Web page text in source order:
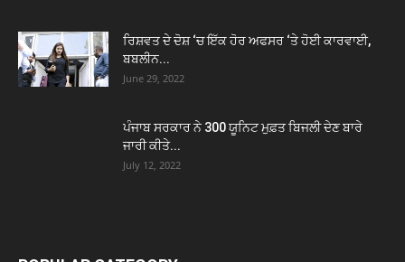
ਰਿਸ਼ਵਤ ਦੇ ਦੋਸ਼ ‘ਚ ਇੱਕ ਹੋਰ ਅਫਸਰ ‘ਤੇ ਹੋਈ ਕਾਰਵਾਈ,
ਬਬਲੀਨ...
June 29, 2022
ਪੰਜਾਬ ਸਰਕਾਰ ਨੇ 300 ਯੂਨਿਟ ਮੁਫ਼ਤ ਬਿਜਲੀ ਦੇਣ ਬਾਰੇ
ਜਾਰੀ ਕੀਤੇ...
July 12, 2022